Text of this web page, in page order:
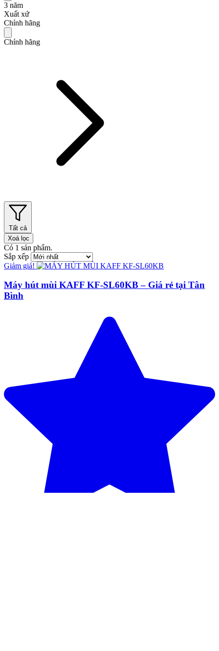
3 năm
Xuất xứ
Chính hãng
Chính hãng
Tất cả
Xoá lọc
Có 1 sản phẩm.
Sắp xếp
Giảm giá!
Máy hút mùi KAFF KF-SL60KB – Giá rẻ tại Tân
Bình